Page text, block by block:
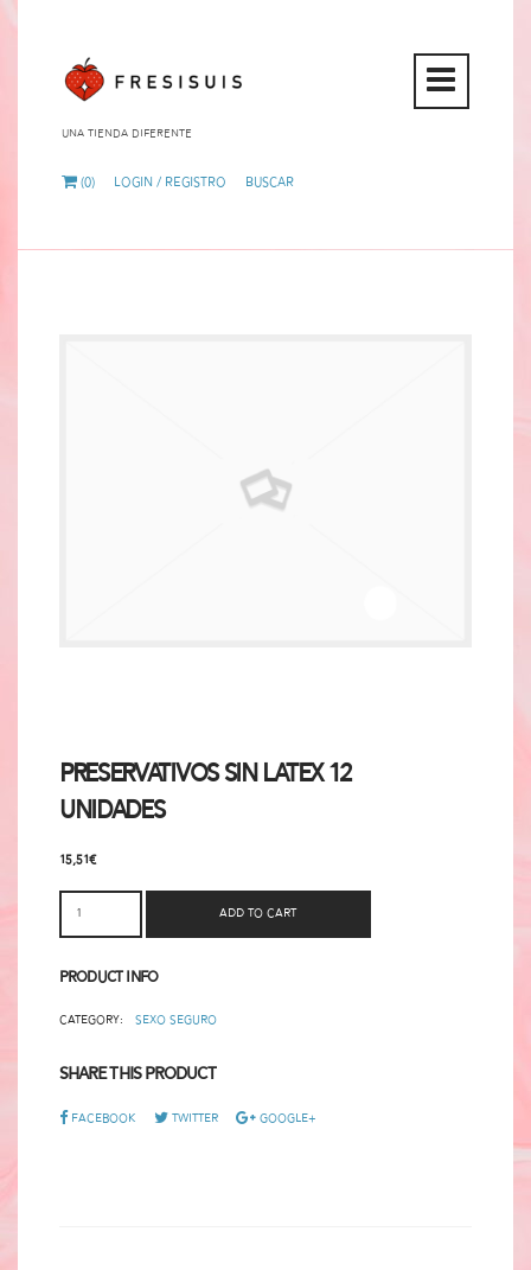
Una tienda diferente
Open
(0) Login / Registro Buscar
Preservativos Sin Latex 12
Unidades
15,51€
Add to cart
Product Info
Category: Sexo Seguro
Share This Product
Facebook Twitter Google+